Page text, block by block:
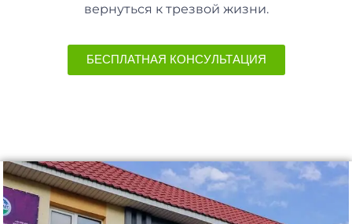
вернуться к трезвой жизни.
БЕСПЛАТНАЯ КОНСУЛЬТАЦИЯ